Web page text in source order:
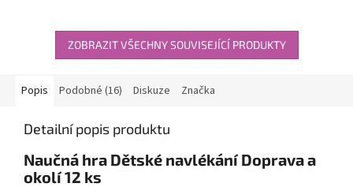
ZOBRAZIT VŠECHNY SOUVISEJÍCÍ PRODUKTY
Popis Podobné (16) Diskuze Značka
Detailní popis produktu
Naučná hra Dětské navlékání Doprava a
okolí 12 ks